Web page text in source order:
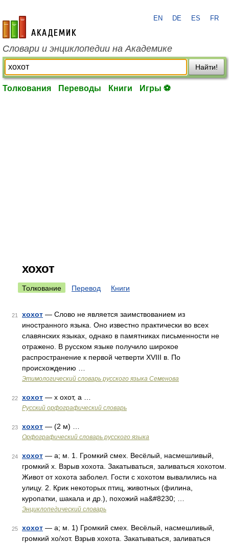
academic.ru
EN DE ES FR
Словари и энциклопедии на Академике
Найти!
Толкования Переводы Книги Игры ⚽
хохот
Толкование Перевод Книги
21 хохот — Слово не является заимствованием из
иностранного языка. Оно известно практически во всех
славянских языках, однако в памятниках письменности не
отражено. В русском языке получило широкое
распространение к первой четверти XVIII в. По
происхождению …
Этимологический словарь русского языка Семенова
22 хохот — х охот, а …
Русский орфографический словарь
23 хохот — (2 м) …
Орфографический словарь русского языка
24 хохот — а; м. 1. Громкий смех. Весёлый, насмешливый,
громкий х. Взрыв хохота. Закатываться, заливаться хохотом.
Живот от хохота заболел. Гости с хохотом вывалились на
улицу. 2. Крик некоторых птиц, животных (филина,
куропатки, шакала и др.), похожий на&#8230; …
Энциклопедический словарь
25 хохот — а; м. 1) Громкий смех. Весёлый, насмешливый,
громкий хо/хот. Взрыв хохота. Закатываться, заливаться